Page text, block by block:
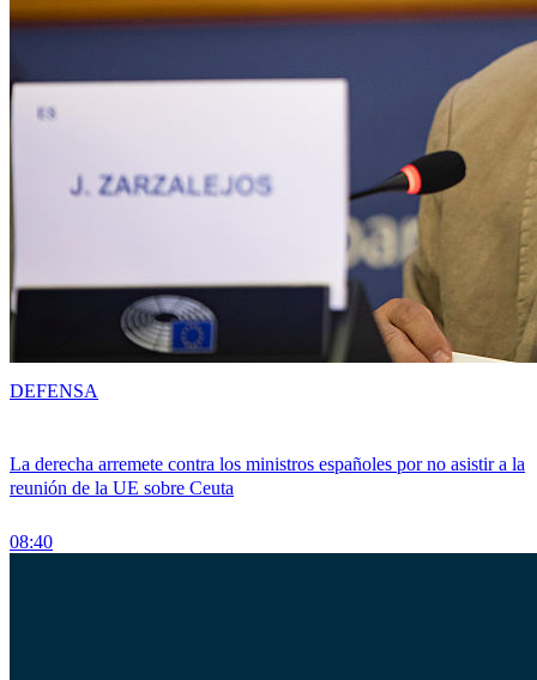
La derecha arremete contra los ministros españoles por no asistir a la
reunión de la UE sobre Ceuta
08:40
DEFENSA